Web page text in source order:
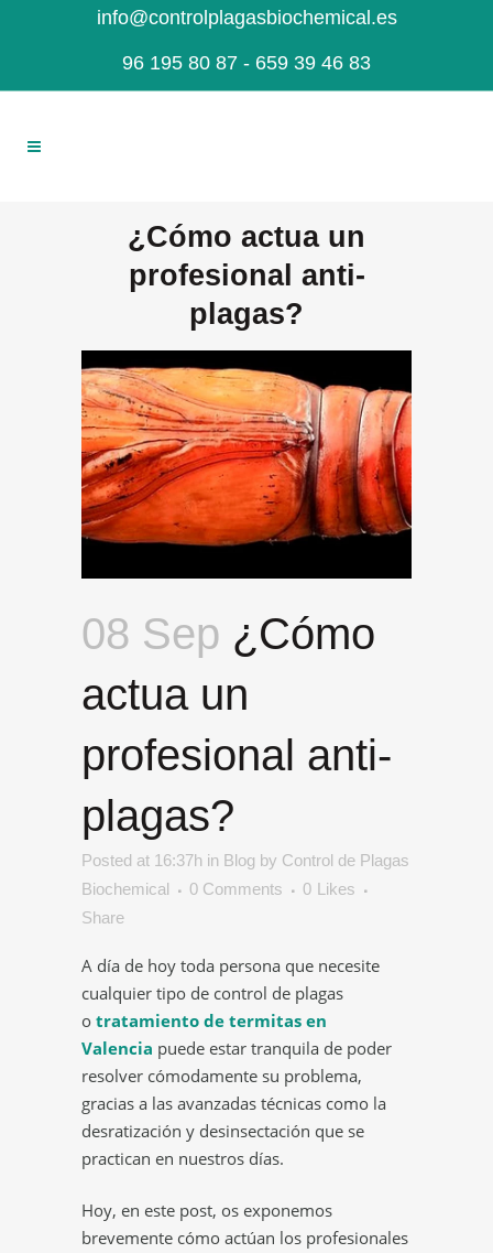
info@controlplagasbiochemical.es
96 195 80 87 - 659 39 46 83
¿Cómo actua un
profesional anti-
plagas?
08 Sep ¿Cómo
actua un
profesional anti-
plagas?
Posted at 16:37h in Blog by Control de Plagas
Biochemical
0 Comments 0 Likes
Share
A día de hoy toda persona que necesite
cualquier tipo de control de plagas
o tratamiento de termitas en
Valencia puede estar tranquila de poder
resolver cómodamente su problema,
gracias a las avanzadas técnicas como la
desratización y desinsectación que se
practican en nuestros días.
Hoy, en este post, os exponemos
brevemente cómo actúan los profesionales